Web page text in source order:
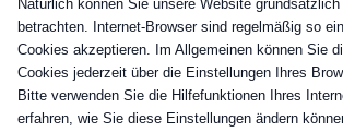
Natürlich können Sie unsere Website
betrachten. Internet-Browser sind regelmäßig so
Cookies akzeptieren. Im Allgemeinen können Sie
Cookies jederzeit über die Einstellungen Ihres
Bitte verwenden Sie die Hilfefunktionen Ihres
erfahren, wie Sie diese Einstellungen ändern